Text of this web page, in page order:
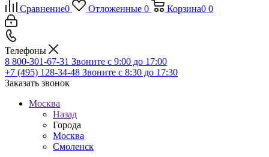
Сравнение0 Отложенные 0 Корзина0 0
Телефоны
8 800-301-67-31 Звоните с 9:00 до 17:00
+7 (495) 128-34-48 Звоните с 8:30 до 17:30
Заказать звонок
Москва
Назад
Города
Москва
Смоленск